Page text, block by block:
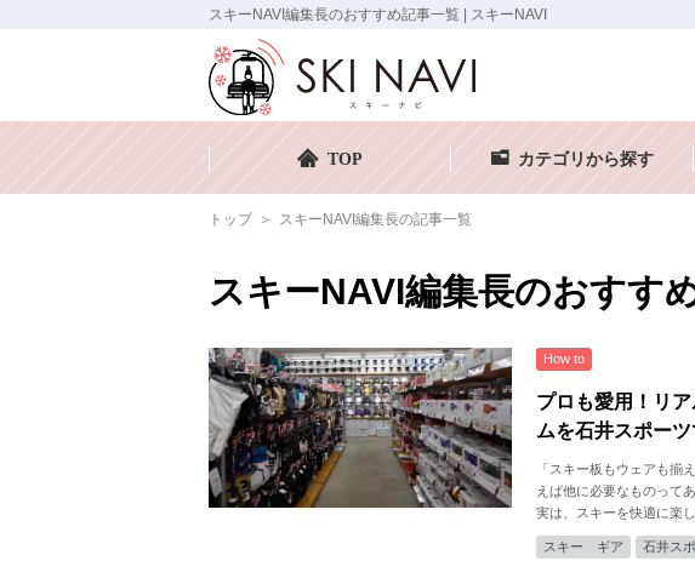
スキーNAVI編集長のおすすめ記事一覧 | スキーNAVI
TOP カテゴリから探す
トップ スキーNAVI編集長の記事一覧
スキーNAVI編集長のおすす
How to
プロも愛用！リ
ムを石井スポーツ
「スキー板もウェアも
えば他に必要なものって
実は、スキーを快適に楽
スキー ギア 石井ス